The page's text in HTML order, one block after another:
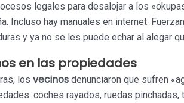
legales para desalojar a los
Incluso hay manuales en internet.
y ya no se les puede echar al alegar
en las propiedades
los vecinos denunciaron que sufren
coches rayados, ruedas